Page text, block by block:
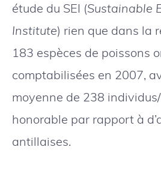
étude du SEI (Sustainable
Institute) rien que dans la
183 espèces de poissons
comptabilisées en 2007,
moyenne de 238
honorable par rapport à
antillaises.